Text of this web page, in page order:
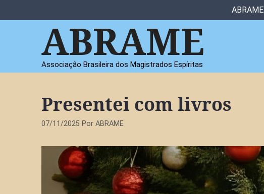
para
ABRAME
ABRAME
Associação Brasileira dos Magistrados Espíritas
Presentei com livros
07/11/2025 Por ABRAME